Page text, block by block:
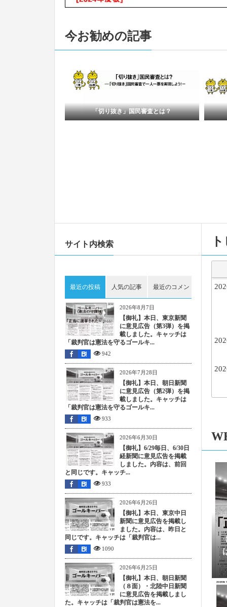
今お勧めの記事
One for One Times
サイト内検索
最近の投稿 人気の記事 最近のコメント ピッ
2026年8月7日
【御礼】本日、東京新聞
に意見広告（第3弾）を掲
載しました。キャッチは
「裁判官は憲法を守るゴールキ...
942
2026年7月28日
【御礼】本日、朝日新聞
に意見広告（第2弾）を掲
載しました。キャッチは
「裁判官は憲法を守るゴールキ...
933
2026年6月30日
【御礼】6/29毎日、6/30日
経新聞に意見広告を掲載
しました。内容は、前回
と同じです。キャッチ...
933
2026年6月26日
【御礼】本日、東京中日
新聞に意見広告を掲載し
ました。内容は、昨日と
同じです。キャッチは「裁判官は...
1090
2026年6月25日
【御礼】本日、朝日新聞
（８面）・北陸中日新聞
に意見広告を掲載しまし
た。キャッチは「裁判官は憲法を...